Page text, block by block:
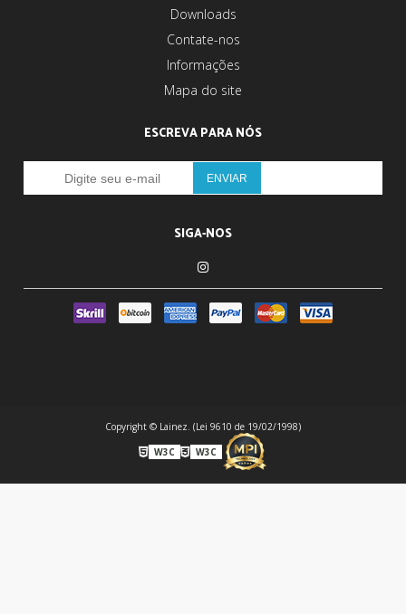
Downloads
Contate-nos
Informações
Mapa do site
ESCREVA PARA NÓS
SIGA-NOS
Copyright © Lainez. (Lei 9610 de 19/02/1998)
W3C
W3C